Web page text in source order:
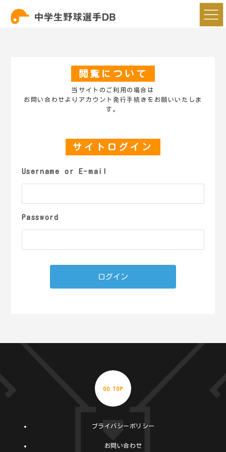
閲覧について
当サイトのご利用の場合は
お問い合わせよりアカウント発行手続きをお願いいたしま
す。
サイトログイン
Username or E-mail
Password
GO TOP
プライバシーポリシー
お問い合わせ